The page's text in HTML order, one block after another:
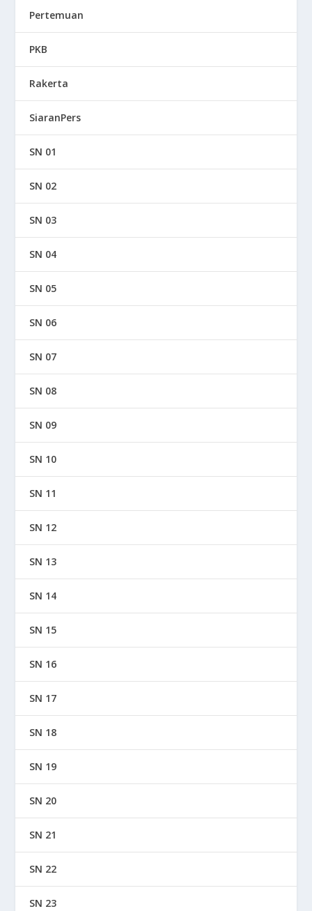
Pertemuan
PKB
Rakerta
SiaranPers
SN 01
SN 02
SN 03
SN 04
SN 05
SN 06
SN 07
SN 08
SN 09
SN 10
SN 11
SN 12
SN 13
SN 14
SN 15
SN 16
SN 17
SN 18
SN 19
SN 20
SN 21
SN 22
SN 23